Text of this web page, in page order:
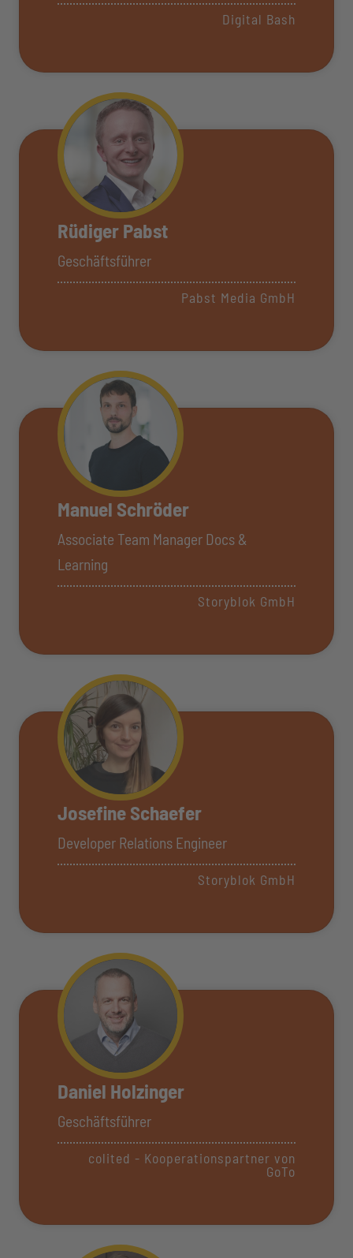
Digital Bash
Rüdiger Pabst
Geschäftsführer
Pabst Media GmbH
Manuel Schröder
Associate Team Manager Docs &
Learning
Storyblok GmbH
Josefine Schaefer
Developer Relations Engineer
Storyblok GmbH
Daniel Holzinger
Geschäftsführer
colited - Kooperationspartner von
GoTo